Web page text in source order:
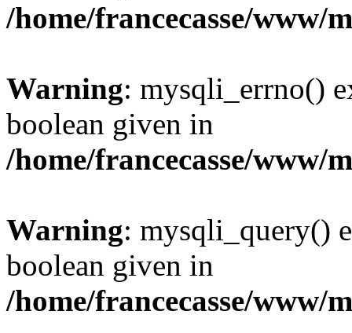
/home/francecasse/www/
Warning: mysqli_errno()
boolean given in
/home/francecasse/www/
Warning: mysqli_query()
boolean given in
/home/francecasse/www/